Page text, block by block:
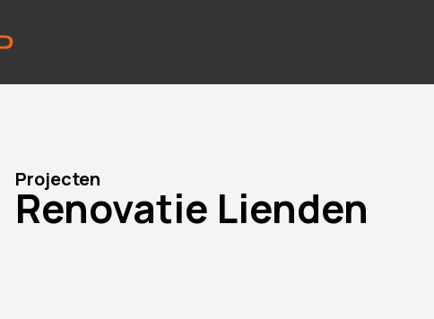
Projecten
Renovatie Lienden